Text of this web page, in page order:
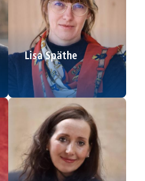
Lisa Späthe